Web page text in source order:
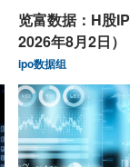
览富数据：H股
2026年8月2日）
ipo数据组